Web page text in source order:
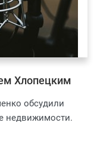
Хлопецким
обсудили
недвижимости.